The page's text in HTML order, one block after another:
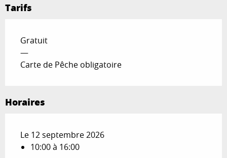
Tarifs
Gratuit
—
Carte de Pêche obligatoire
Horaires
Le 12 septembre 2026
10:00 à 16:00